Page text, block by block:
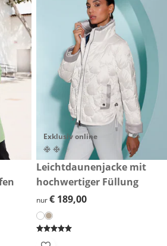
Exklusiv online
€ 189,00
Leichtdaunenjacke mit
hochwertiger Füllung
€ 189,00
nur€ 189,00